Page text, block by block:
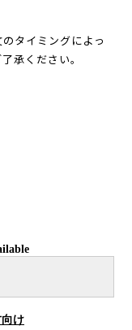
タイミングによっ
承ください。
け